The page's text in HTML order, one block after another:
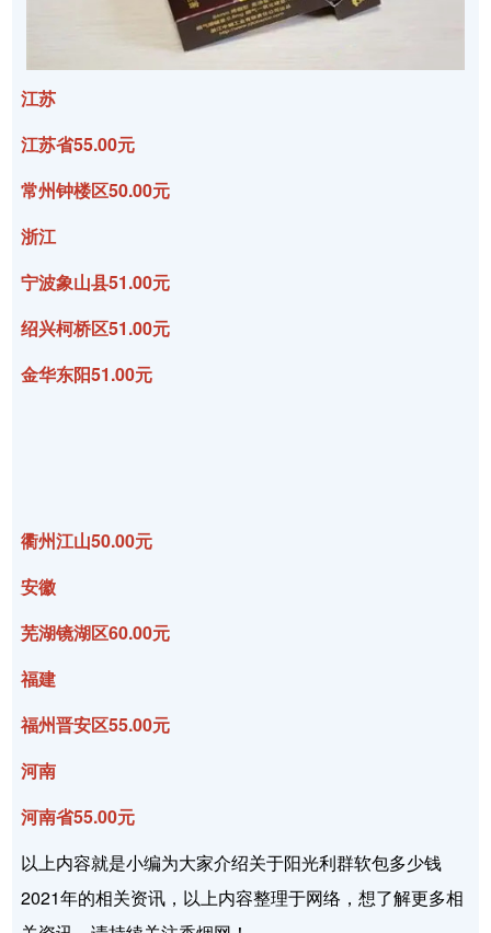
江苏
江苏省55.00元
常州钟楼区50.00元
浙江
宁波象山县51.00元
绍兴柯桥区51.00元
金华东阳51.00元
衢州江山50.00元
安徽
芜湖镜湖区60.00元
福建
福州晋安区55.00元
河南
河南省55.00元
以上内容就是小编为大家介绍关于阳光利群软包多少钱
2021年的相关资讯，以上内容整理于网络，想了解更多相